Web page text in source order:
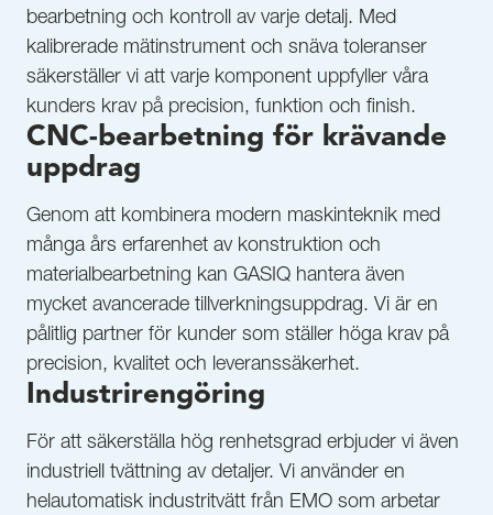
bearbetning och kontroll av varje detalj. Med
kalibrerade mätinstrument och snäva toleranser
säkerställer vi att varje komponent uppfyller våra
kunders krav på precision, funktion och finish.
CNC-bearbetning för krävande
uppdrag
Genom att kombinera modern maskinteknik med
många års erfarenhet av konstruktion och
materialbearbetning kan GASIQ hantera även
mycket avancerade tillverkningsuppdrag. Vi är en
pålitlig partner för kunder som ställer höga krav på
precision, kvalitet och leveranssäkerhet.
Industrirengöring
För att säkerställa hög renhetsgrad erbjuder vi även
industriell tvättning av detaljer. Vi använder en
helautomatisk industritvätt från EMO som arbetar